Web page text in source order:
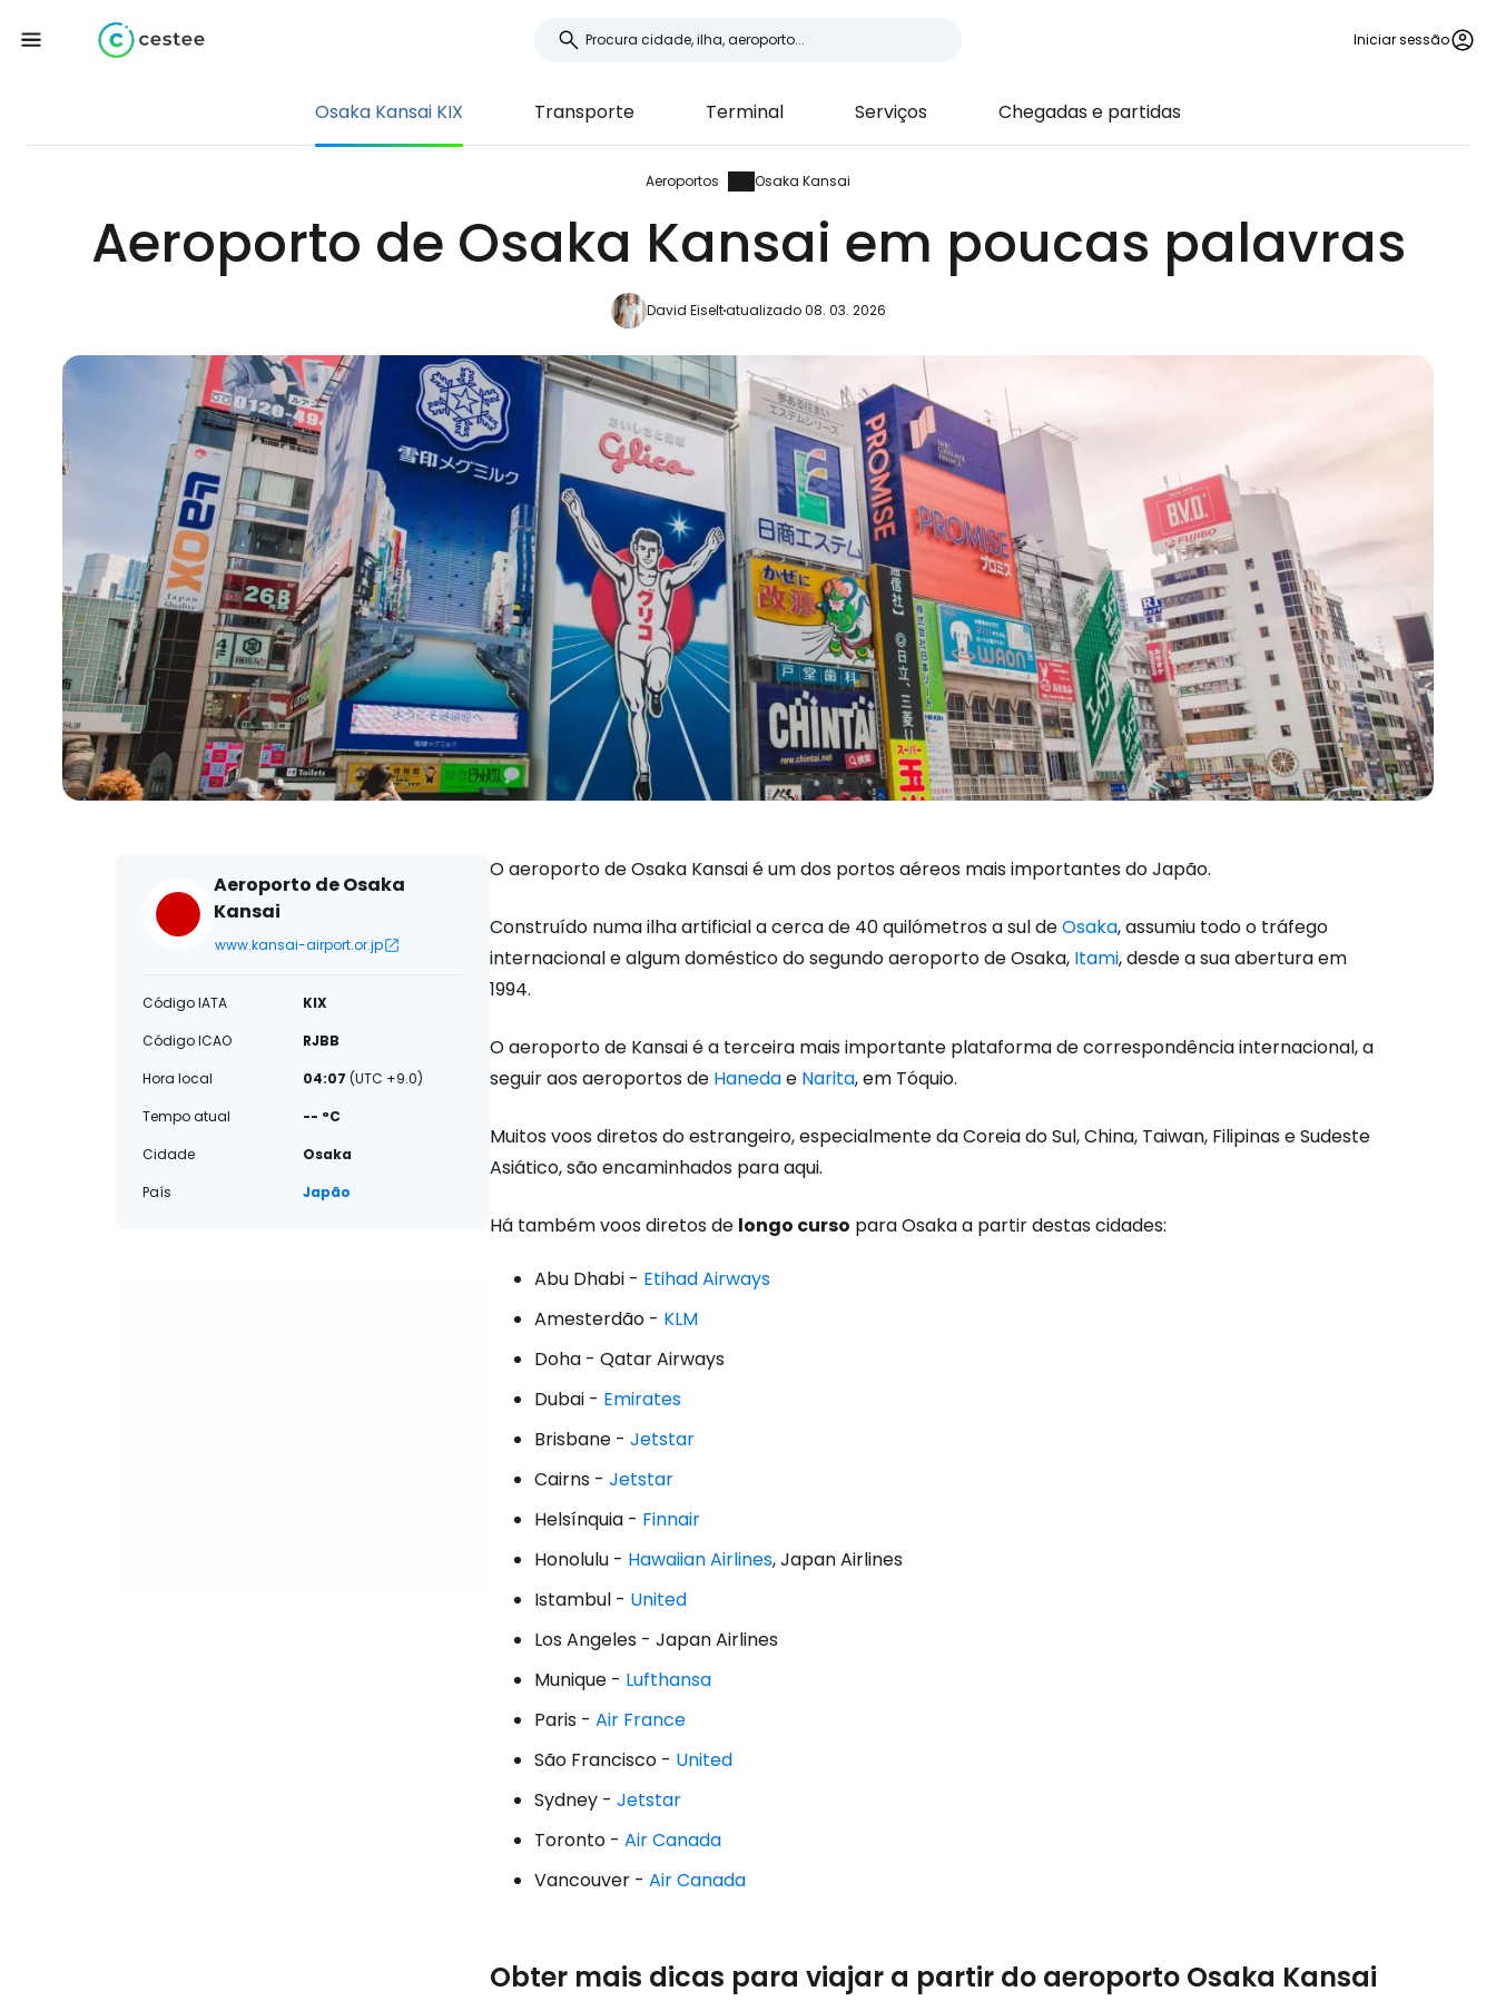
Iniciar sessão
Osaka Kansai KIX Transporte Terminal Serviços Chegadas e partidas
Aeroportos Osaka Kansai
Aeroporto de Osaka Kansai em poucas palavras
David Eiseltatualizado 08. 03. 2026
Aeroporto de Osaka
Kansai
www.kansai-airport.or.jp
Código IATA
KIX
Código ICAO
RJBB
Hora local
04:07 (UTC +9.0)
Tempo atual
-- °C
Cidade
Osaka
País
Japão
O aeroporto de Osaka Kansai é um dos portos aéreos mais importantes do Japão.
Construído numa ilha artificial a cerca de 40 quilómetros a sul deOsaka, assumiu todo o tráfego
internacional e algum doméstico do segundo aeroporto de Osaka, Itami, desde a sua abertura em
1994.
O aeroporto de Kansai é a terceira mais importante plataforma de correspondência internacional, a
seguir aos aeroportos de Hanedae Narita, em Tóquio.
Muitos voos diretos do estrangeiro, especialmente da Coreia do Sul, China, Taiwan, Filipinas e Sudeste
Asiático, são encaminhados para aqui.
Há também voos diretos de longo curso para Osaka a partir destas cidades:
Abu Dhabi - Etihad Airways
Amesterdão - KLM
Doha - Qatar Airways
Dubai - Emirates
Brisbane - Jetstar
Cairns - Jetstar
Helsínquia - Finnair
Honolulu - Hawaiian Airlines, Japan Airlines
Istambul - United
Los Angeles - Japan Airlines
Munique - Lufthansa
Paris - Air France
São Francisco - United
Sydney - Jetstar
Toronto - Air Canada
Vancouver - Air Canada
Obter mais dicas para viajar a partir do aeroporto Osaka Kansai
Iniciar sessão no Cestee